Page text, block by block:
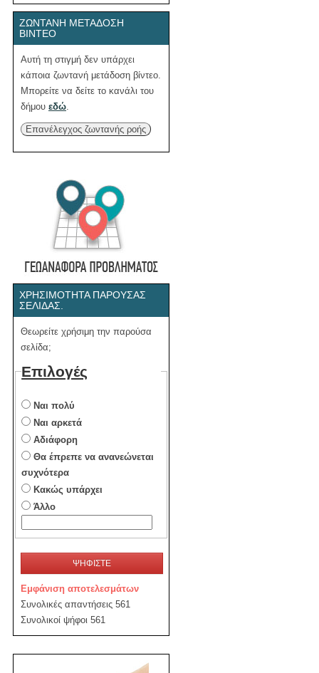
ΖΩΝΤΑΝΉ ΜΕΤΆΔΟΣΗ
ΒΊΝΤΕΟ
Αυτή τη στιγμή δεν υπάρχει
κάποια ζωντανή μετάδοση βίντεο.
Μπορείτε να δείτε το κανάλι του
δήμου εδώ
Επανέλεγχος ζωντανής ροής
ΧΡΗΣΙΜΌΤΗΤΑ ΠΑΡΟΎΣΑΣ
ΣΕΛΊΔΑΣ.
Θεωρείτε χρήσιμη την παρούσα
σελίδα;
Επιλογές
Ναι πολύ
Ναι αρκετά
Αδιάφορη
Θα έπρεπε να ανανεώνεται
συχνότερα
Κακώς υπάρχει
Άλλο
ΨΗΦΙΣΤΕ
Εμφάνιση αποτελεσμάτων
Συνολικές απαντήσεις 561
Συνολικοί ψήφοι 561